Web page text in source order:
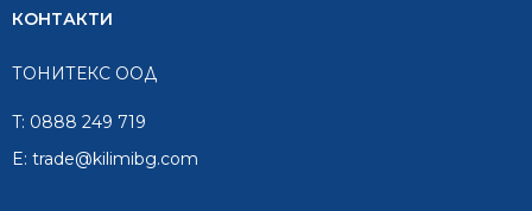
КОНТАКТИ
ТОНИТЕКС ООД
T: 0888 249 719
E: trade@kilimibg.com